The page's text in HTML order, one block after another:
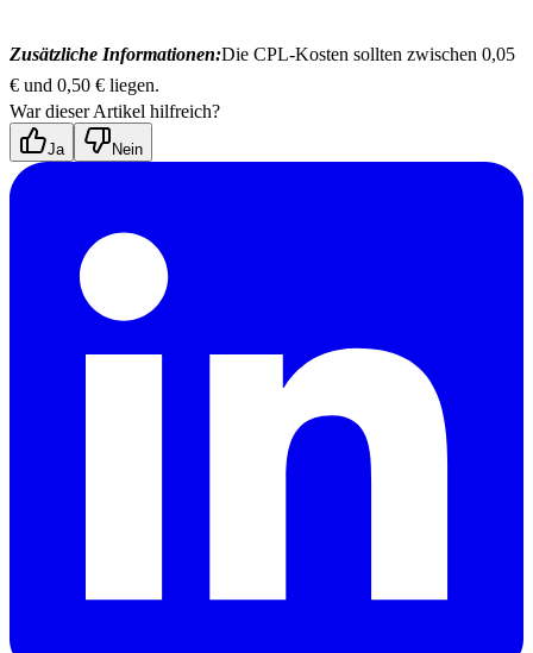
Zusätzliche Informationen:Die CPL-Kosten sollten zwischen 0,05
€ und 0,50 € liegen.
War dieser Artikel hilfreich?
Ja Nein